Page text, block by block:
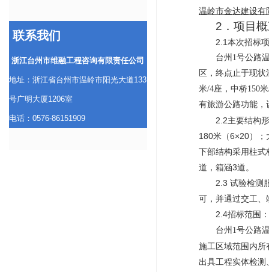
联系我们
浙江台州市维融工程咨询有限责任公司
地址：浙江省台州市温岭市阳光大道133
号广明大厦1206室
电话：0576-86151909
温岭市金达建设有
2．项目
2.1本次招标
台州 1号公路
区，终点止于现
米/4座，中桥150
有旅游公路功能，
2.2主要结构
180米（6×20）；
下部结构采用柱
道，箱涵3道。
2.3 试验检测
可，并通过交工、
2.4招标范围：
台州 1号公路
施工区域范围内所
出具工程实体检